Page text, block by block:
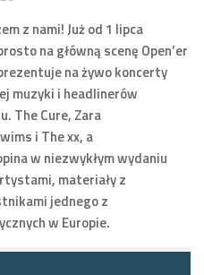
z nami! Już od 1 lipca
na główną scenę Open’er
na żywo koncerty
muzyki i headlinerów
The Cure, Zara
i The xx, a
w niezwykłym wydaniu
materiały z
jednego z
w Europie.